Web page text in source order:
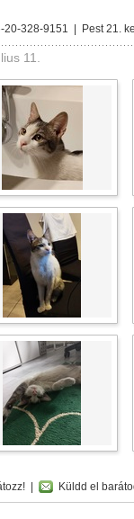
20-328-9151 | Pest 21.
11.
Küldd el